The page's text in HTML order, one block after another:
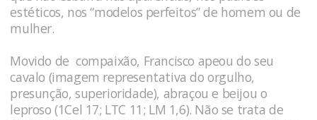
estéticos, nos “modelos perfeitos” de homem ou de
mulher.
Movido de compaixão, Francisco apeou do seu
cavalo (imagem representativa do orgulho,
presunção, superioridade), abraçou e beijou o
leproso (1Cel 17; LTC 11; LM 1,6). Não se trata de